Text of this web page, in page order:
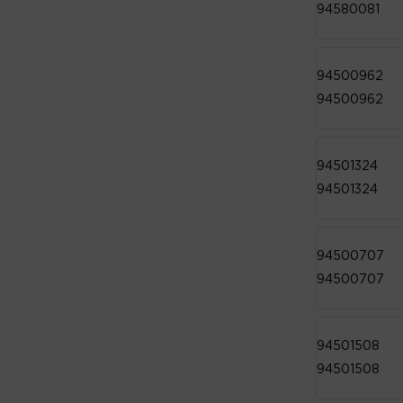
94580081
94500962
94500962
94501324
94501324
94500707
94500707
94501508
94501508